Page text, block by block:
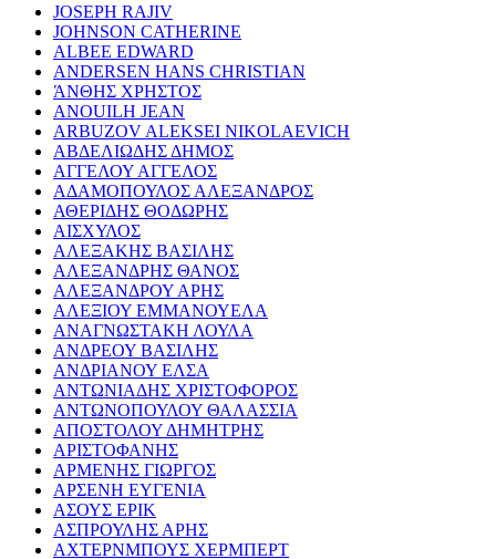
JOSEPH RAJIV
JOHNSON CATHERINE
ALBEE EDWARD
ANDERSEN HANS CHRISTIAN
ΆΝΘΗΣ ΧΡΗΣΤΟΣ
ANOUILH JEAN
ARBUZOV ALEKSEI NIKOLAEVICH
ΑΒΔΕΛΙΩΔΗΣ ΔΗΜΟΣ
ΑΓΓΕΛΟΥ ΑΓΓΕΛΟΣ
ΑΔΑΜΟΠΟΥΛΟΣ ΑΛΕΞΑΝΔΡΟΣ
ΑΘΕΡΙΔΗΣ ΘΟΔΩΡΗΣ
ΑΙΣΧΥΛΟΣ
ΑΛΕΞΑΚΗΣ ΒΑΣΙΛΗΣ
ΑΛΕΞΑΝΔΡΗΣ ΘΑΝΟΣ
ΑΛΕΞΑΝΔΡΟΥ ΑΡΗΣ
ΑΛΕΞΙΟΥ ΕΜΜΑΝΟΥΕΛΑ
ΑΝΑΓΝΩΣΤΑΚΗ ΛΟΥΛΑ
ΑΝΔΡΕΟΥ ΒΑΣΙΛΗΣ
ΑΝΔΡΙΑΝΟΥ ΕΛΣΑ
ΑΝΤΩΝΙΑΔΗΣ ΧΡΙΣΤΟΦΟΡΟΣ
ΑΝΤΩΝΟΠΟΥΛΟΥ ΘΑΛΑΣΣΙΑ
ΑΠΟΣΤΟΛΟΥ ΔΗΜΗΤΡΗΣ
ΑΡΙΣΤΟΦΑΝΗΣ
ΑΡΜΕΝΗΣ ΓΙΩΡΓΟΣ
ΑΡΣΕΝΗ ΕΥΓΕΝΙΑ
ΑΣΟΥΣ ΕΡΙΚ
ΑΣΠΡΟΥΛΗΣ ΑΡΗΣ
ΑΧΤΕΡΝΜΠΟΥΣ ΧΕΡΜΠΕΡΤ